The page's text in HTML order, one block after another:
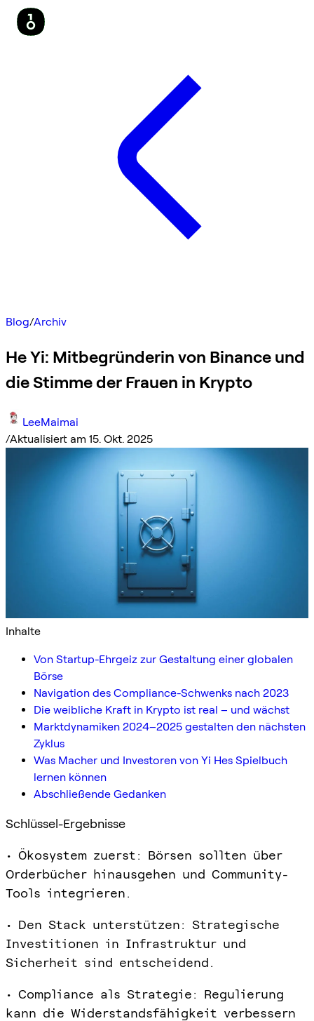
Blog/Archiv
He Yi: Mitbegründerin von Binance und
die Stimme der Frauen in Krypto
LeeMaimai
/Aktualisiert am 15. Okt. 2025
Inhalte
Von Startup-Ehrgeiz zur Gestaltung einer globalen
Börse
Navigation des Compliance-Schwenks nach 2023
Die weibliche Kraft in Krypto ist real – und wächst
Marktdynamiken 2024–2025 gestalten den nächsten
Zyklus
Was Macher und Investoren von Yi Hes Spielbuch
lernen können
Abschließende Gedanken
Schlüssel-Ergebnisse
• Ökosystem zuerst: Börsen sollten über
Orderbücher hinausgehen und Community-
Tools integrieren.
• Den Stack unterstützen: Strategische
Investitionen in Infrastruktur und
Sicherheit sind entscheidend.
• Compliance als Strategie: Regulierung
kann die Widerstandsfähigkeit verbessern